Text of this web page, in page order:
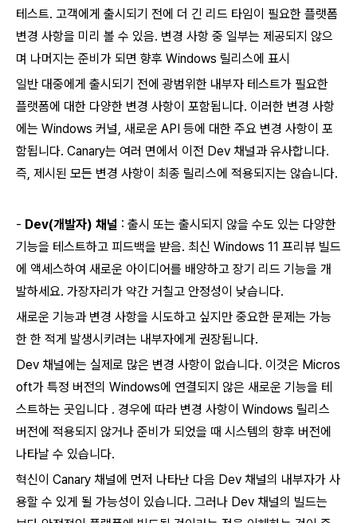
테스트. 고객에게 출시되기 전에 더 긴 리드 타임이 필요한 플랫폼
변경 사항을 미리 볼 수 있음. 변경 사항 중 일부는 제공되지 않으
며 나머지는 준비가 되면 향후 Windows 릴리스에 표시
일반 대중에게 출시되기 전에 광범위한 내부자 테스트가 필요한
플랫폼에 대한 다양한 변경 사항이 포함됩니다. 이러한 변경 사항
에는 Windows 커널, 새로운 API 등에 대한 주요 변경 사항이 포
함됩니다. Canary는 여러 면에서 이전 Dev 채널과 유사합니다.
즉, 제시된 모든 변경 사항이 최종 릴리스에 적용되지는 않습니다.
- Dev(개발자) 채널 : 출시 또는 출시되지 않을 수도 있는 다양한
기능을 테스트하고 피드백을 받음. 최신 Windows 11 프리뷰 빌드
에 액세스하여 새로운 아이디어를 배양하고 장기 리드 기능을 개
발하세요. 가장자리가 약간 거칠고 안정성이 낮습니다.
새로운 기능과 변경 사항을 시도하고 싶지만 중요한 문제는 가능
한 한 적게 발생시키려는 내부자에게 권장됩니다.
Dev 채널에는 실제로 많은 변경 사항이 없습니다. 이것은 Micros
oft가 특정 버전의 Windows에 연결되지 않은 새로운 기능을 테
스트하는 곳입니다 . 경우에 따라 변경 사항이 Windows 릴리스
버전에 적용되지 않거나 준비가 되었을 때 시스템의 향후 버전에
나타날 수 있습니다.
혁신이 Canary 채널에 먼저 나타난 다음 Dev 채널의 내부자가 사
용할 수 있게 될 가능성이 있습니다. 그러나 Dev 채널의 빌드는